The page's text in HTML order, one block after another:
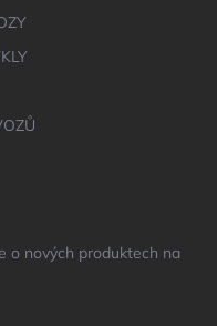
o nových produktech na